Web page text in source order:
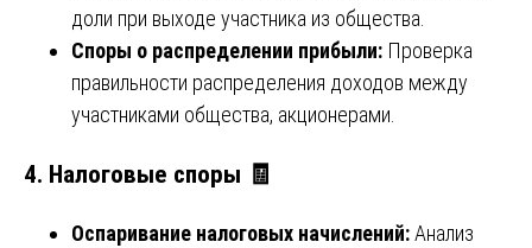
доли при выходе участника из общества.
Споры о распределении прибыли: Проверка
правильности распределения доходов между
участниками общества, акционерами.
4. Налоговые споры 🧾
Оспаривание налоговых начислений:Анализ